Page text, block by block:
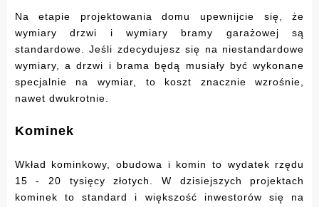
Na etapie projektowania domu upewnijcie się, że
wymiary drzwi i wymiary bramy garażowej są
standardowe. Jeśli zdecydujesz się na niestandardowe
wymiary, a drzwi i brama będą musiały być wykonane
specjalnie na wymiar, to koszt znacznie wzrośnie,
nawet dwukrotnie.
Kominek
Wkład kominkowy, obudowa i komin to wydatek rzędu
15 - 20 tysięcy złotych. W dzisiejszych projektach
kominek to standard i większość inwestorów się na